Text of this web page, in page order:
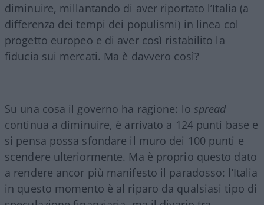
diminuire, millantando di aver riportato l’Italia (a
differenza dei tempi dei populismi) in linea col
progetto europeo e di aver così ristabilito la
fiducia sui mercati. Ma è davvero così?
Su una cosa il governo ha ragione: lo spread
continua a diminuire, è arrivato a 124 punti base e
si pensa possa sfondare il muro dei 100 punti e
scendere ulteriormente. Ma è proprio questo dato
a rendere ancor più manifesto il paradosso: l’Italia
in questo momento è al riparo da qualsiasi tipo di